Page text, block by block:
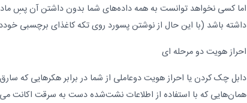
اما کسی نخواهد توانست به همه داده‌های شما بدون داشتن آن پسِ
داشته باشد (با این حال از نوشتن پسورد روی تکه کاغذ‌ای برچسبی
احراز هویت دو مرحله ای
دابل چک کردن یا احراز هویت دوعاملی از شما در برابر هکرهایی که
همان‌هایی که با استفاده از اطلاعات نشت‌شده دست به سرقت اکانت